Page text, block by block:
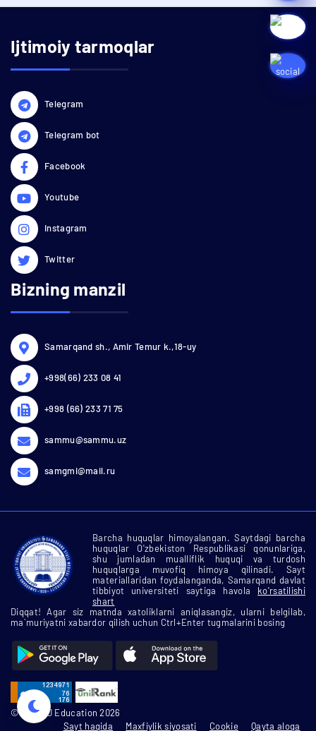
Ijtimoiy tarmoqlar
Telegram
Telegram bot
Facebook
Youtube
Instagram
Twitter
Bizning manzil
Samarqand sh., Amir Temur k.,18-uy
+998(66) 233 08 41
+998 (66) 233 71 75
sammu@sammu.uz
samgmi@mail.ru
Barcha huquqlar himoyalangan. Saytdagi barcha
huquqlar O'zbekiston Respublikasi qonunlariga,
shu jumladan mualliflik huquqi va turdosh
huquqlarga muvofiq himoya qilinadi. Sayt
materiallaridan foydalanganda, Samarqand davlat
tibbiyot universiteti saytiga havola ko'rsatilishi
shart
Diqqat! Agar siz matnda xatoliklarni aniqlasangiz, ularni belgilab,
ma`muriyatni xabardor qilish uchun Ctrl+Enter tugmalarini bosing
© SamMU Education 2026
Sayt haqida
Maxfiylik siyosati Cookie Qayta aloqa